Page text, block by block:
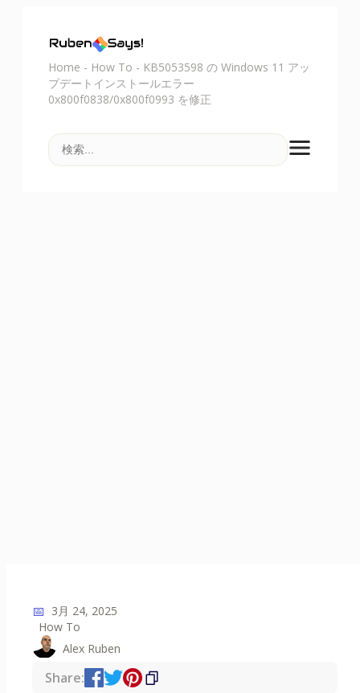
Home - How To - KB5053598 の Windows 11 アッ
プデートインストールエラー
0x800f0838/0x800f0993 を修正
📅 3月 24, 2025
How To
Alex Ruben
Share: